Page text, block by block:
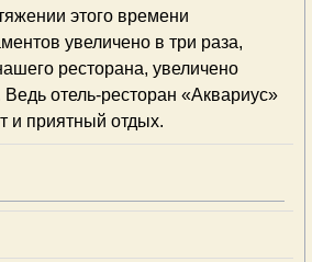
этого времени
увеличено в три раза,
ресторана, увеличено
Ведь отель-ресторан «Аквариус»
и приятный отдых.